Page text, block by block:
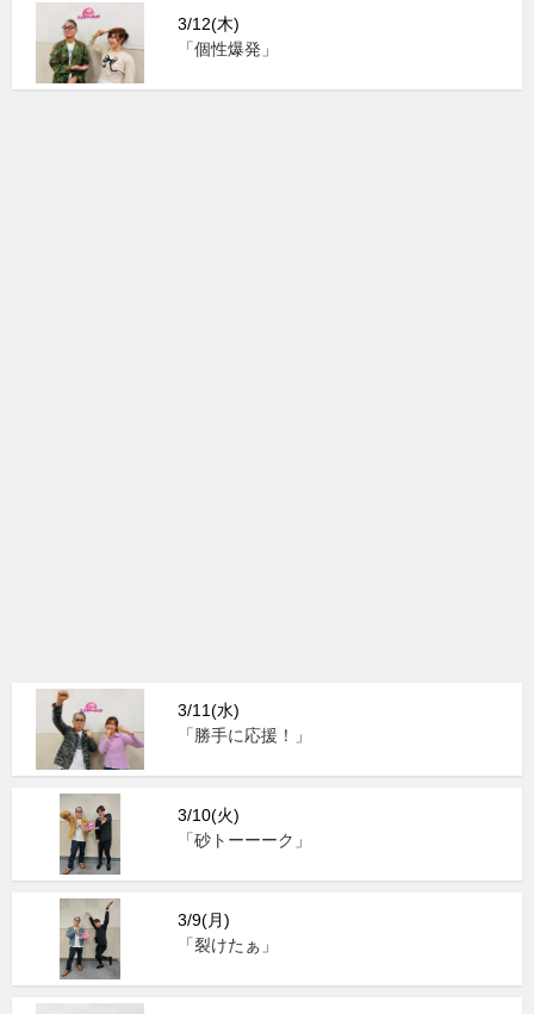
3/12(木)
「個性爆発」
3/11(水)
「勝手に応援！」
3/10(火)
「砂トーーーク」
3/9(月)
「裂けたぁ」